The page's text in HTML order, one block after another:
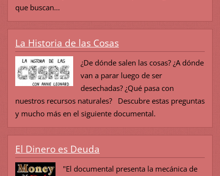
que buscan...
La Historia de las Cosas
¿De dónde salen las cosas? ¿A dónde
van a parar luego de ser
desechadas? ¿Qué pasa con
nuestros recursos naturales? Descubre estas preguntas
y mucho más en el siguiente documental.
El Dinero es Deuda
"El documental presenta la mecánica de